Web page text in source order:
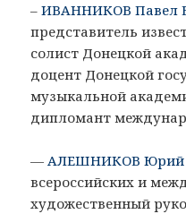
–ИВАННИКОВ Павел
представитель
солист Донецкой
доцент Донецкой
музыкальной
дипломант
—АЛЕШНИКОВ Юрий
всероссийских и
художественный